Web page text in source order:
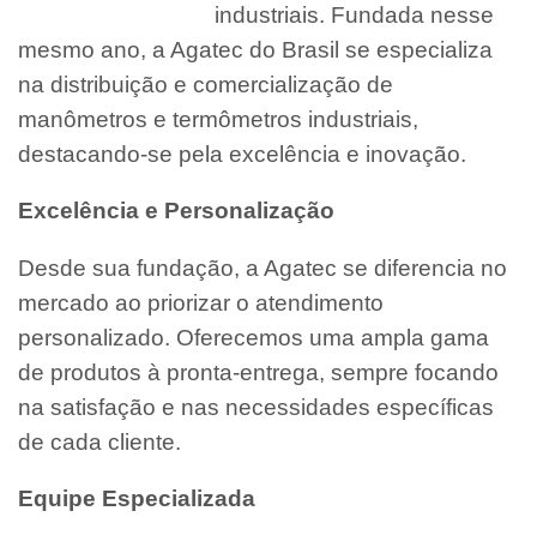
industriais. Fundada nesse
mesmo ano, a Agatec do Brasil se especializa
na distribuição e comercialização de
manômetros e termômetros industriais,
destacando-se pela excelência e inovação.
Excelência e Personalização
Desde sua fundação, a Agatec se diferencia no
mercado ao priorizar o atendimento
personalizado. Oferecemos uma ampla gama
de produtos à pronta-entrega, sempre focando
na satisfação e nas necessidades específicas
de cada cliente.
Equipe Especializada